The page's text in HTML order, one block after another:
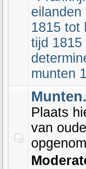
eilanden
1815 tot
tijd 1815
munten
Munten.
Plaats
van